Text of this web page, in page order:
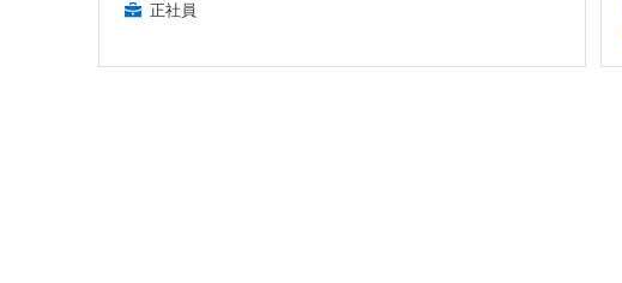
正社員